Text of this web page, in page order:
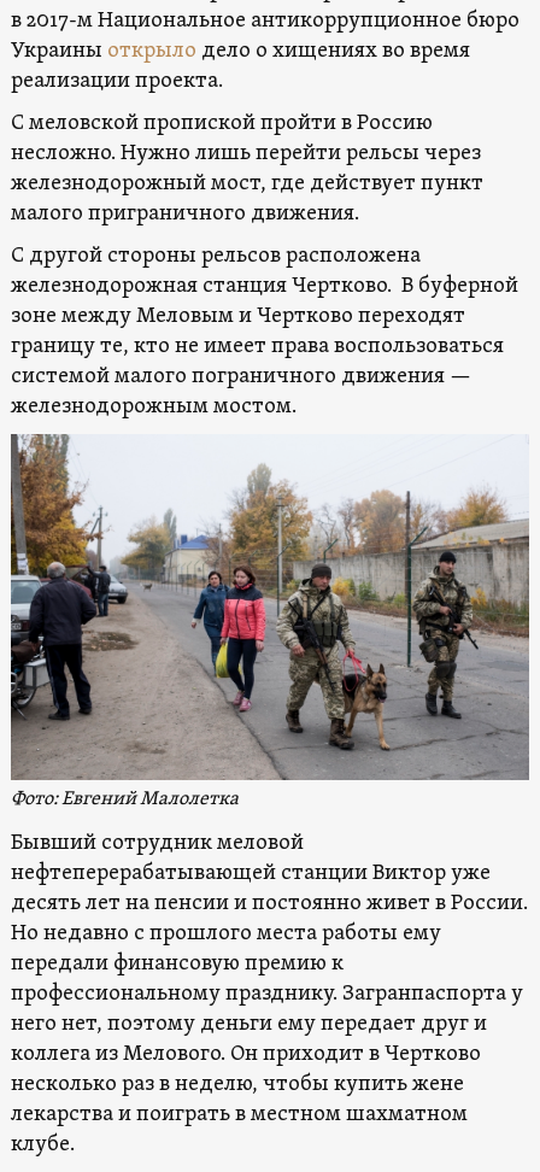
в 2017-м Национальное антикоррупционное бюро
Украины открыло дело о хищениях во время
реализации проекта.
С меловской пропиской пройти в Россию
несложно. Нужно лишь перейти рельсы через
железнодорожный мост, где действует пункт
малого приграничного движения.
С другой стороны рельсов расположена
железнодорожная станция Чертково. В буферной
зоне между Меловым и Чертково переходят
границу те, кто не имеет права воспользоваться
системой малого пограничного движения —
железнодорожным мостом.
Фото: Евгений Малолетка
Бывший сотрудник меловой
нефтеперерабатывающей станции Виктор уже
десять лет на пенсии и постоянно живет в России.
Но недавно с прошлого места работы ему
передали финансовую премию к
профессиональному празднику. Загранпаспорта у
него нет, поэтому деньги ему передает друг и
коллега из Мелового. Он приходит в Чертково
несколько раз в неделю, чтобы купить жене
лекарства и поиграть в местном шахматном
клубе.